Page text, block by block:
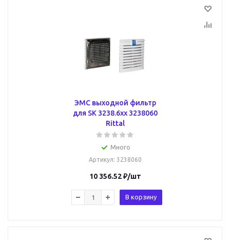
ЭМС выходной фильтр
для SK 3238.6xx 3238060
Rittal
Много
Артикул: 3238060
10 356.52₽/шт
В корзину